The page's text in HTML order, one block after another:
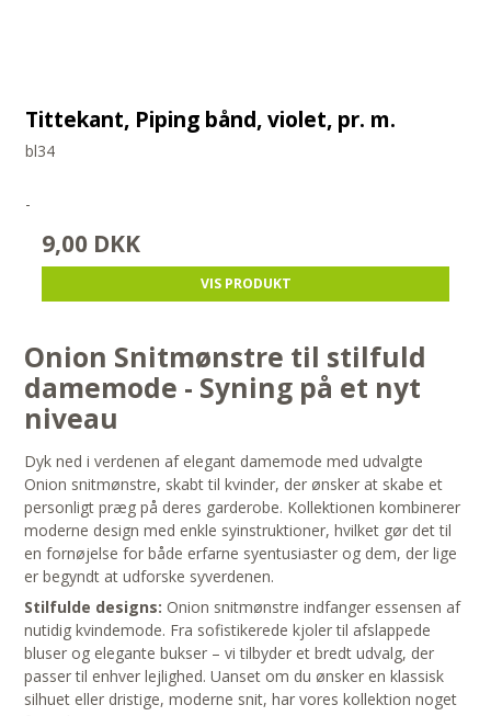
Tittekant, Piping bånd, violet, pr. m.
bl34
-
9,00 DKK
VIS PRODUKT
Onion Snitmønstre til stilfuld
damemode - Syning på et nyt
niveau
Dyk ned i verdenen af elegant damemode med udvalgte
Onion snitmønstre, skabt til kvinder, der ønsker at skabe et
personligt præg på deres garderobe. Kollektionen kombinerer
moderne design med enkle syinstruktioner, hvilket gør det til
en fornøjelse for både erfarne syentusiaster og dem, der lige
er begyndt at udforske syverdenen.
Stilfulde designs: Onion snitmønstre indfanger essensen af
nutidig kvindemode. Fra sofistikerede kjoler til afslappede
bluser og elegante bukser – vi tilbyder et bredt udvalg, der
passer til enhver lejlighed. Uanset om du ønsker en klassisk
silhuet eller dristige, moderne snit, har vores kollektion noget